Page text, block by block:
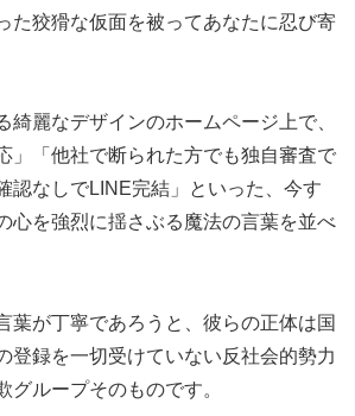
た狡猾な仮面を被ってあなたに忍び寄
綺麗なデザインのホームページ上で、
」「他社で断られた方でも独自審査で
認なしでLINE完結」といった、今す
心を強烈に揺さぶる魔法の言葉を並べ
葉が丁寧であろうと、彼らの正体は国
登録を一切受けていない反社会的勢力
グループそのものです。